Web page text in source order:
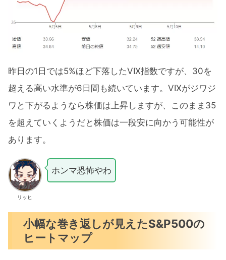
昨日の1日では5%ほど下落したVIX指数ですが、30を
超える高い水準が6日間も続いています。VIXがジワジ
ワと下がるようなら株価は上昇しますが、このまま35
を超えていくようだと株価は一段安に向かう可能性が
あります。
リッヒ
ホンマ恐怖やわ
小幅な巻き返しが見えたS&P500の
ヒートマップ